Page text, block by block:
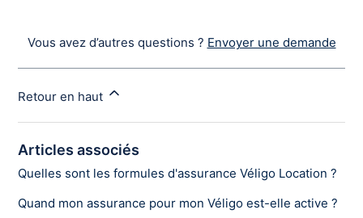
Vous avez d’autres questions ? Envoyer une demande
Retour en haut
Articles associés
Quelles sont les formules d'assurance Véligo Location ?
Quand mon assurance pour mon Véligo est-elle active ?